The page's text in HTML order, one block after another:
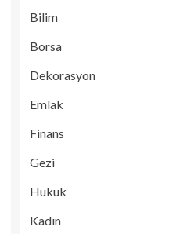
Bilim
Borsa
Dekorasyon
Emlak
Finans
Gezi
Hukuk
Kadın